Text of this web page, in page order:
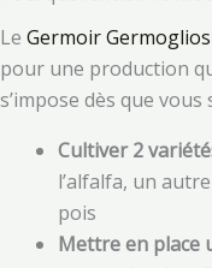
Le Germoir
pour une production
s’impose dès que vous
Cultiver 2
l’alfalfa, un
pois
Mettre en place